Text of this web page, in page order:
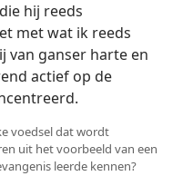
hij reeds
met wat ik reeds
van ganser harte en
actief op de
voedsel dat wordt
uit het voorbeeld van een
leerde kennen?